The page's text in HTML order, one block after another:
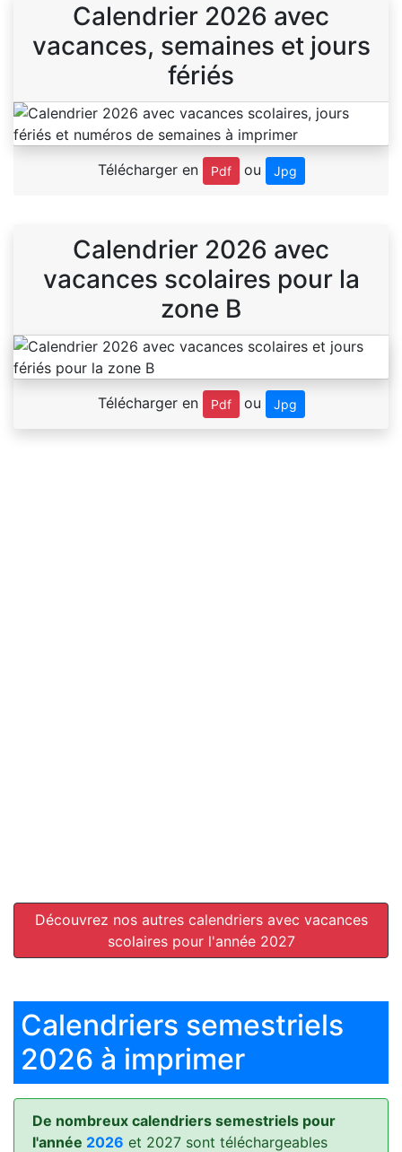
Calendrier 2026 avec
vacances, semaines et jours
fériés
Télécharger en Pdf ou Jpg
Calendrier 2026 avec
vacances scolaires pour la
zone B
Télécharger en Pdf ou Jpg
Découvrez nos autres calendriers avec vacances
scolaires pour l'année 2027
Calendriers semestriels
2026 à imprimer
De nombreux calendriers semestriels pour
l'année 2026 et 2027 sont téléchargeables